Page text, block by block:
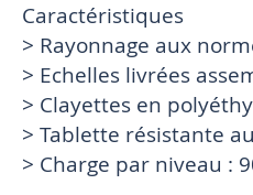
Caractéristiques
> Rayonnage aux
> Echelles livrées
> Clayettes en
> Tablette résistante
> Charge par niveau :